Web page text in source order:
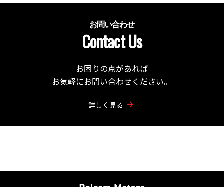
お問い合わせ
Contact Us
お困りの点があれば
お気軽にお問い合わせください。
詳しく見る